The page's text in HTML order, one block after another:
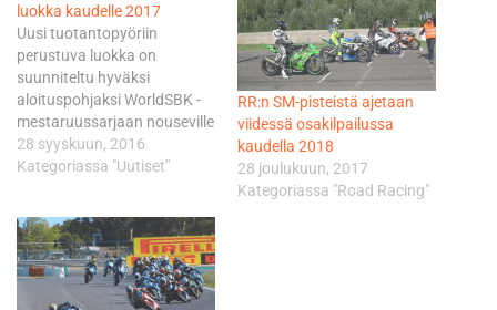
luokka kaudelle 2017
Uusi tuotantopyöriin
perustuva luokka on
suunniteltu hyväksi
aloituspohjaksi WorldSBK -
mestaruussarjaan nouseville
nuorille kuljettajille. Samalla
luokkaa pidetään
pienempien sporttipyörien
kanssa. Sarjaan voidaan
osallistua seuravilla
pyörämalleilla: Honda
28 syyskuun, 2016
Kategoriassa "Uutiset"
RR:n SM-pisteistä ajetaan
viidessä osakilpailussa
kaudella 2018
28 joulukuun, 2017
Kategoriassa "Road Racing"